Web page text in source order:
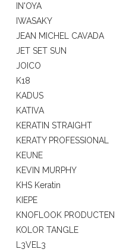
IN'OYA
IWASAKY
JEAN MICHEL CAVADA
JET SET SUN
JOICO
K18
KADUS
KATIVA
KERATIN STRAIGHT
KERATY PROFESSIONAL
KEUNE
KEVIN MURPHY
KHS Keratin
KIEPE
KNOFLOOK PRODUCTEN
KOLOR TANGLE
L3VEL3